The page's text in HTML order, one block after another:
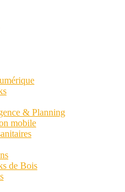
& Planning
mobile
de Bois